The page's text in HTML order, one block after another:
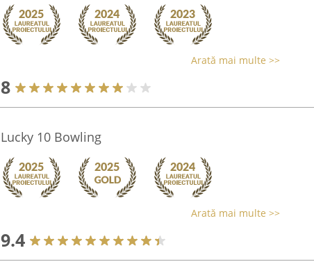
Arată mai multe >>
8
Lucky 10 Bowling
Arată mai multe >>
9.4